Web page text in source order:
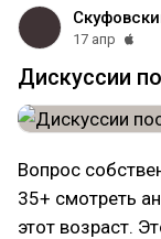
17 апр
Дискуссии
Вопрос
35+ смотреть
этот возраст.